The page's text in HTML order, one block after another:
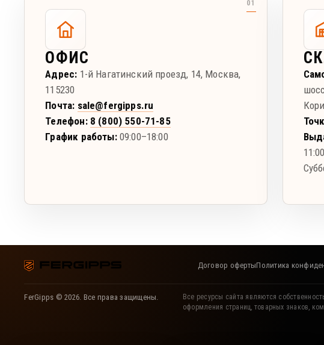
ОФИС
Адрес: 1-й Нагатинский проезд, 14, Москва,
115230
Почта: sale@fergipps.ru
Телефон: 8 (800) 550-71-85
График работы: 09:00–18:00
Договор офертыПолитика
FerGipps © 2026. Все права защищены.
Все ресурсы сайта являются
оформления страниц, товарных знаков,